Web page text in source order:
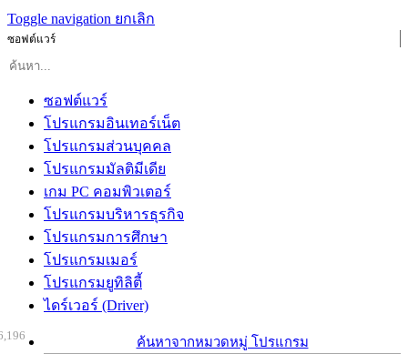
Toggle navigation ยกเลิก
ซอฟต์แวร์
ซอฟต์แวร์
โปรแกรมอินเทอร์เน็ต
โปรแกรมส่วนบุคคล
โปรแกรมมัลติมีเดีย
เกม PC คอมพิวเตอร์
โปรแกรมบริหารธุรกิจ
โปรแกรมการศึกษา
โปรแกรมเมอร์
โปรแกรมยูทิลิตี้
ไดร์เวอร์ (Driver)
ค้นหาจากหมวดหมู่ โปรแกรม